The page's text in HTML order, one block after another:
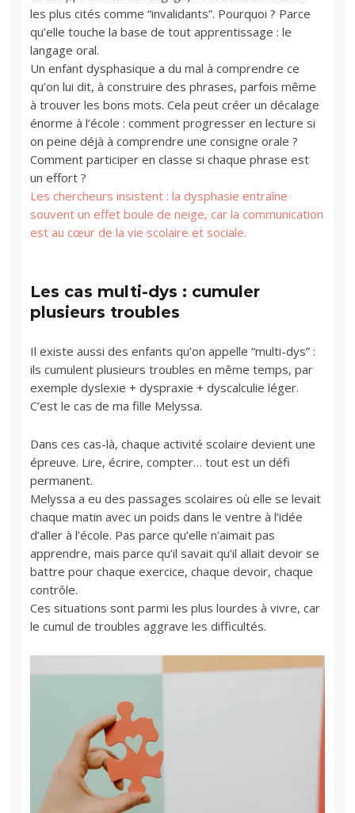
les plus cités comme “invalidants”. Pourquoi ? Parce
qu’elle touche la base de tout apprentissage : le
langage oral.
Un enfant dysphasique a du mal à comprendre ce
qu’on lui dit, à construire des phrases, parfois même
à trouver les bons mots. Cela peut créer un décalage
énorme à l’école : comment progresser en lecture si
on peine déjà à comprendre une consigne orale ?
Comment participer en classe si chaque phrase est
un effort ?
Les chercheurs insistent : la dysphasie entraîne
souvent un effet boule de neige, car la communication
est au cœur de la vie scolaire et sociale.
Les cas multi-dys : cumuler
plusieurs troubles
Il existe aussi des enfants qu’on appelle “multi-dys” :
ils cumulent plusieurs troubles en même temps, par
exemple dyslexie + dyspraxie + dyscalculie léger.
C’est le cas de ma fille Melyssa.
Dans ces cas-là, chaque activité scolaire devient une
épreuve. Lire, écrire, compter… tout est un défi
permanent.
Melyssa a eu des passages scolaires où elle se levait
chaque matin avec un poids dans le ventre à l’idée
d’aller à l’école. Pas parce qu’elle n’aimait pas
apprendre, mais parce qu’il savait qu’il allait devoir se
battre pour chaque exercice, chaque devoir, chaque
contrôle.
Ces situations sont parmi les plus lourdes à vivre, car
le cumul de troubles aggrave les difficultés.